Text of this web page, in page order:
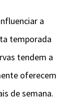
a
temporada
tendem a
oferecem
de semana.